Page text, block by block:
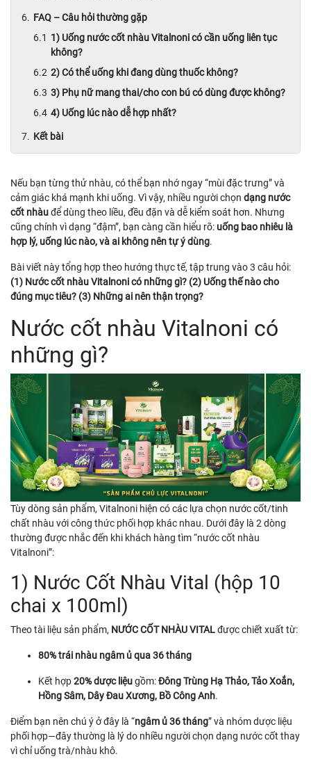
FAQ – Câu hỏi thường gặp
1) Uống nước cốt nhàu Vitalnoni có cần uống liên tục
không?
2) Có thể uống khi đang dùng thuốc không?
3) Phụ nữ mang thai/cho con bú có dùng được không?
4) Uống lúc nào dễ hợp nhất?
Kết bài
Nếu bạn từng thử nhàu, có thể bạn nhớ ngay “mùi đặc trưng” và
cảm giác khá mạnh khi uống. Vì vậy, nhiều người chọn dạng nước
cốt nhàuđể dùng theo liều, đều đặn và dễ kiểm soát hơn. Nhưng
cũng chính vì dạng “đậm”, bạn càng cần hiểu rõ: uống bao nhiêu là
hợp lý, uống lúc nào, và ai không nên tự ý dùng.
Bài viết này tổng hợp theo hướng thực tế, tập trung vào 3 câu hỏi:
(1) Nước cốt nhàu Vitalnoni có những gì? (2) Uống thế nào cho
đúng mục tiêu? (3) Những ai nên thận trọng?
Nước cốt nhàu Vitalnoni có
những gì?
Tùy dòng sản phẩm, Vitalnoni hiện có các lựa chọn nước cốt/tinh
chất nhàu với công thức phối hợp khác nhau. Dưới đây là 2 dòng
thường được nhắc đến khi khách hàng tìm “nước cốt nhàu
Vitalnoni”:
1) Nước Cốt Nhàu Vital (hộp 10
chai x 100ml)
Theo tài liệu sản phẩm, NƯỚC CỐT NHÀU VITALđược chiết xuất từ:
80% trái nhàu ngâm ủ qua 36 tháng
Kết hợp20% dược liệugồm:Đông Trùng Hạ Thảo, Tảo Xoắn,
Hồng Sâm, Dây Đau Xương, Bồ Công Anh.
Điểm bạn nên chú ý ở đây là “ngâm ủ 36 tháng” và nhóm dược liệu
phối hợp—đây thường là lý do nhiều người chọn dạng nước cốt thay
vì chỉ uống trà/nhàu khô.